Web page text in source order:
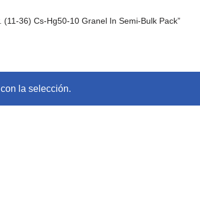
36) Cs-Hg50-10 Granel In Semi-Bulk Pack”
la selección.